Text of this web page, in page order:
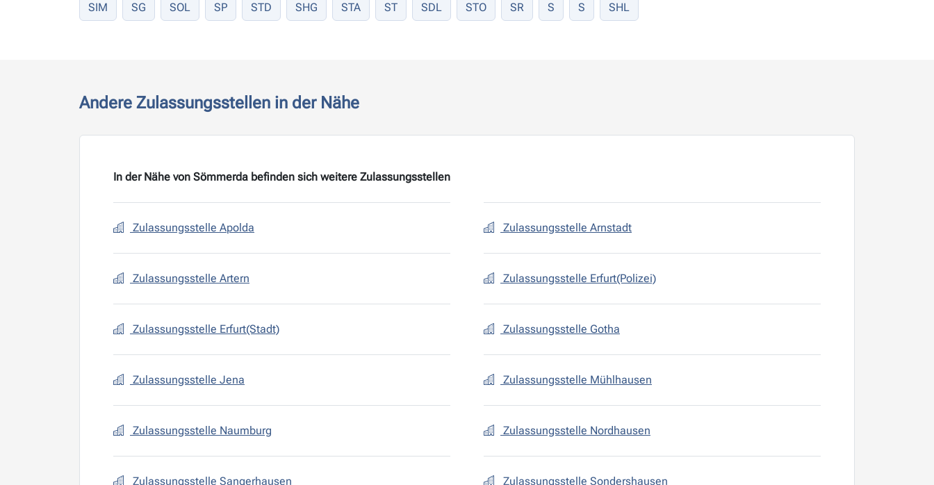
SIM SG SOL SP STD SHG STA ST SDL STO SR S S SHL
Andere Zulassungsstellen in der Nähe
In der Nähe von Sömmerda befinden sich weitere Zulassungsstellen
Zulassungsstelle Apolda Zulassungsstelle Arnstadt
Zulassungsstelle Artern Zulassungsstelle Erfurt(Polizei)
Zulassungsstelle Erfurt(Stadt) Zulassungsstelle Gotha
Zulassungsstelle Jena Zulassungsstelle Mühlhausen
Zulassungsstelle Naumburg Zulassungsstelle Nordhausen
Zulassungsstelle Sangerhausen Zulassungsstelle Sondershausen